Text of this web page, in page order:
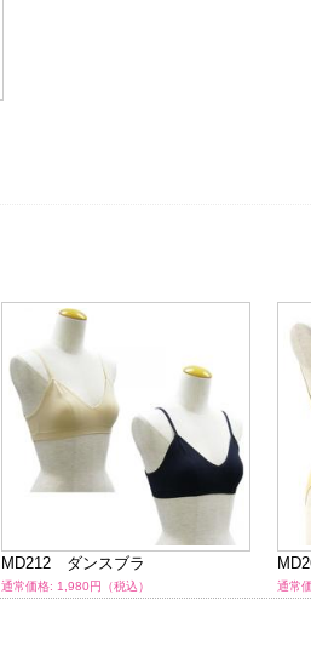
MD212 ダンスブラ
通常価格: 1,980円（税込） 通常